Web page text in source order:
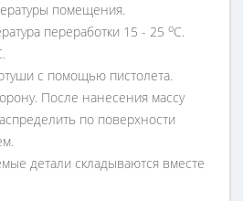
помещения.
переработки 15 - 25 оС.
с помощью пистолета.
После нанесения массу
по поверхности
детали складываются вместе